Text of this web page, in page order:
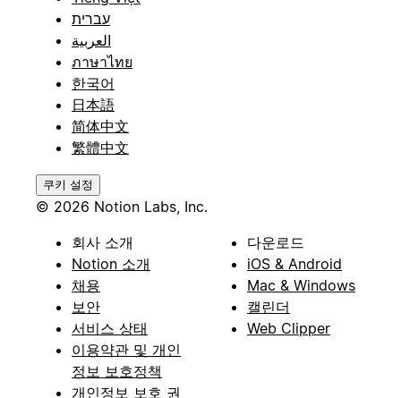
עברית
العربية
ภาษาไทย
한국어
日本語
简体中文
繁體中文
쿠키 설정
© 2026 Notion Labs, Inc.
회사 소개
Notion 소개
채용
보안
서비스 상태
이용약관 및 개인
정보 보호정책
개인정보 보호 권
다운로드
iOS & Android
Mac & Windows
캘린더
Web Clipper